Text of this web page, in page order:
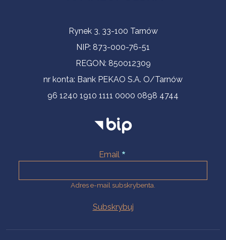
Informacje kontaktoweRynek 3, 33-100 Tarnów
NIP: 873-000-76-51
REGON: 850012309
nr konta: Bank PEKAO S.A. O/Tarnów
96 1240 1910 1111 0000 0898 4744
Email
Adres e-mail subskrybenta.